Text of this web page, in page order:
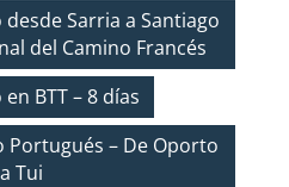
Sarria a Santiago
del Camino Francés
BTT – 8 días
Portugués – De Oporto
a Tui